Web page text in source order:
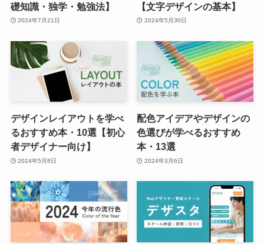
礎知識・独学・勉強法】
2024年7月21日
【文字デザインの基本】
2024年5月30日
デザインレイアウトを学べ
るおすすめ本・10選【初心
者デザイナー向け】
2024年5月8日
配色アイデアやデザインの
色選びが学べるおすすめ
本・13選
2024年3月6日